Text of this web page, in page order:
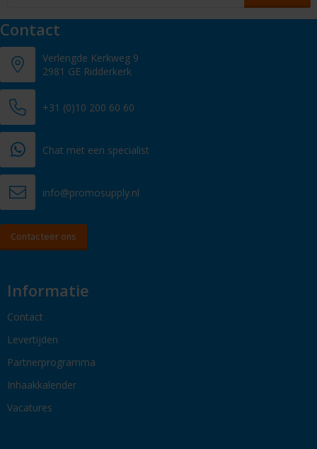
Contact
Verlengde Kerkweg 9
2981 GE Ridderkerk
+31 (0)10 200 60 60
Chat met een specialist
info@promosupply.nl
Contacteer ons
Informatie
Contact
Levertijden
Partnerprogramma
Inhaakkalender
Vacatures